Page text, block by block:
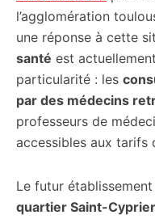
l’agglomération
une réponse à cette
santé est
particularité : les
par des médecins
professeurs de
accessibles aux tarifs
Le futur
quartier Saint-